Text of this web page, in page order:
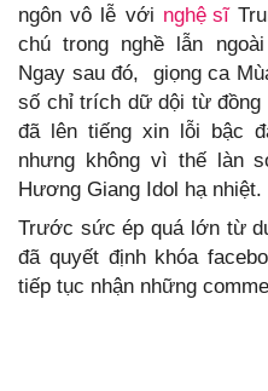
ngôn vô lễ với nghệ sĩ
chú trong nghề lẫn
Ngay sau đó, giọng ca
số chỉ trích dữ dội từ đồng
đã lên tiếng xin lỗi bậc
nhưng không vì thế làn
Hương Giang Idol hạ nhiệt.
Trước sức ép quá lớn từ
đã quyết định khóa
tiếp tục nhận những